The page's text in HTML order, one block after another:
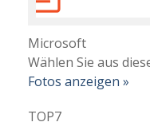
Microsoft
Wählen Sie aus
Fotos anzeigen »
TOP7